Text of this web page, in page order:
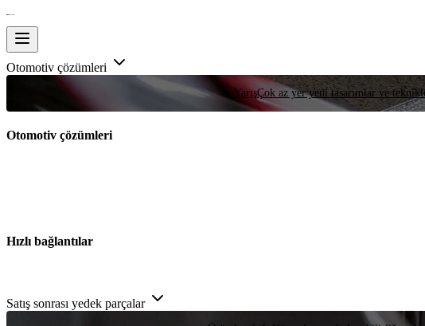
Otomotiv çözümleri
YarışÇok az yer yeni tasarımlar ve
Otomotiv çözümleri
Hızlı bağlantılar
Satış sonrası yedek parçalar